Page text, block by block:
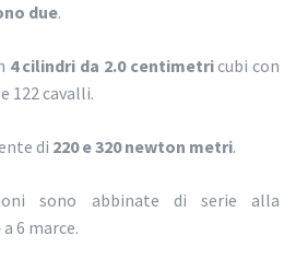
due.
4 cilindri da 2.0 centimetricubi con
122 cavalli.
di 220 e 320 newton metri.
sono abbinate di serie alla
a 6 marce.